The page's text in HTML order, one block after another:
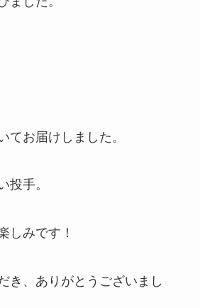
てお届けしました。
投手。
しみです！
き、ありがとうございまし